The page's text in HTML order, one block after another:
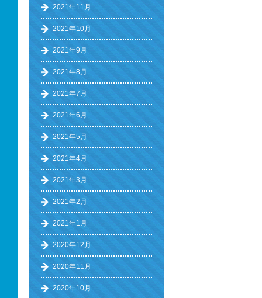
2021年11月
2021年10月
2021年9月
2021年8月
2021年7月
2021年6月
2021年5月
2021年4月
2021年3月
2021年2月
2021年1月
2020年12月
2020年11月
2020年10月